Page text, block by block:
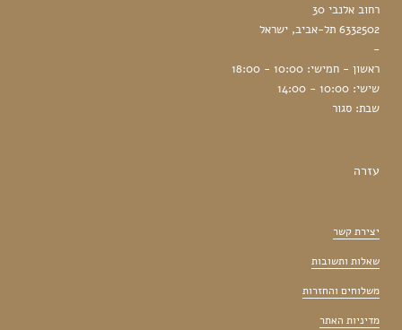
רחוב אלנבי 30
6332502 תל-אביב, ישראל
-
ראשון - חמישי: 10:00 - 18:00
שישי: 10:00 - 14:00
שבת: סגור
עזרה
יצירת קשר
שאלות ותשובות
משלוחים והחזרות
מדיניות האתר